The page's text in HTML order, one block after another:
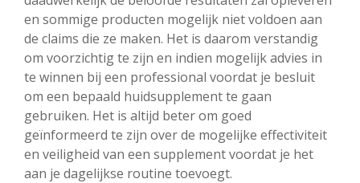
en sommige producten mogelijk niet voldoen aan
de claims die ze maken. Het is daarom verstandig
om voorzichtig te zijn en indien mogelijk advies in
te winnen bij een professional voordat je besluit
om een bepaald huidsupplement te gaan
gebruiken. Het is altijd beter om goed
geïnformeerd te zijn over de mogelijke effectiviteit
en veiligheid van een supplement voordat je het
aan je dagelijkse routine toevoegt.